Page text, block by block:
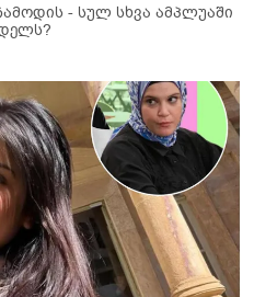
- სულ სხვა ამპლუაში